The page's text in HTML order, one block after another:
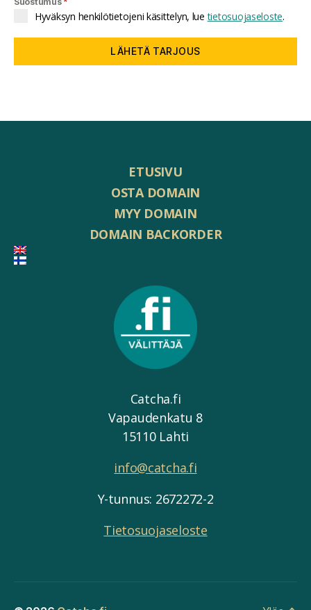
Hyväksyn henkilötietojeni käsittelyn, luetietosuojaseloste.
LÄHETÄ TARJOUS
ETUSIVU
OSTA DOMAIN
MYY DOMAIN
DOMAIN BACKORDER
Catcha.fi
Vapaudenkatu 8
15110 Lahti
info@catcha.fi
Y-tunnus: 2672272-2
Tietosuojaseloste